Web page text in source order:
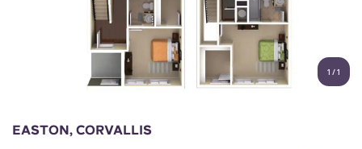
Account Lingua
English (GB)
Seleziona un paese
Prenota ora
Italian French
Portuguese
1 /1
EASTON, CORVALLIS